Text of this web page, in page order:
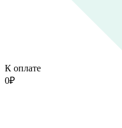
К оплате
0₽